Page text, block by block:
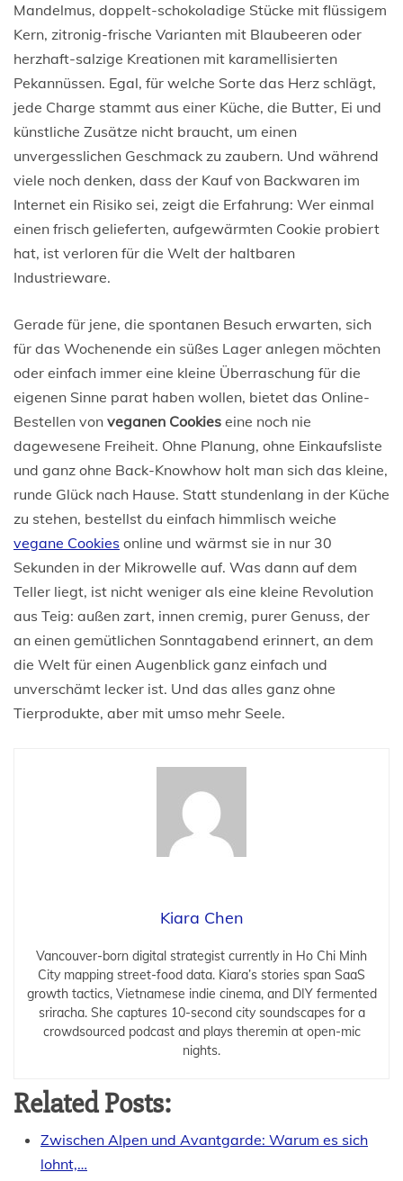
Mandelmus, doppelt-schokoladige Stücke mit flüssigem
Kern, zitronig-frische Varianten mit Blaubeeren oder
herzhaft-salzige Kreationen mit karamellisierten
Pekannüssen. Egal, für welche Sorte das Herz schlägt,
jede Charge stammt aus einer Küche, die Butter, Ei und
künstliche Zusätze nicht braucht, um einen
unvergesslichen Geschmack zu zaubern. Und während
viele noch denken, dass der Kauf von Backwaren im
Internet ein Risiko sei, zeigt die Erfahrung: Wer einmal
einen frisch gelieferten, aufgewärmten Cookie probiert
hat, ist verloren für die Welt der haltbaren
Industrieware.
Gerade für jene, die spontanen Besuch erwarten, sich
für das Wochenende ein süßes Lager anlegen möchten
oder einfach immer eine kleine Überraschung für die
eigenen Sinne parat haben wollen, bietet das Online-
Bestellen von veganen Cookies eine noch nie
dagewesene Freiheit. Ohne Planung, ohne Einkaufsliste
und ganz ohne Back-Knowhow holt man sich das kleine,
runde Glück nach Hause. Statt stundenlang in der Küche
zu stehen, bestellst du einfach himmlisch weiche
vegane Cookies online und wärmst sie in nur 30
Sekunden in der Mikrowelle auf. Was dann auf dem
Teller liegt, ist nicht weniger als eine kleine Revolution
aus Teig: außen zart, innen cremig, purer Genuss, der
an einen gemütlichen Sonntagabend erinnert, an dem
die Welt für einen Augenblick ganz einfach und
unverschämt lecker ist. Und das alles ganz ohne
Tierprodukte, aber mit umso mehr Seele.
Kiara Chen
Vancouver-born digital strategist currently in Ho Chi Minh
City mapping street-food data. Kiara’s stories span SaaS
growth tactics, Vietnamese indie cinema, and DIY fermented
sriracha. She captures 10-second city soundscapes for a
crowdsourced podcast and plays theremin at open-mic
nights.
Related Posts:
Zwischen Alpen und Avantgarde: Warum es sich
lohnt,…